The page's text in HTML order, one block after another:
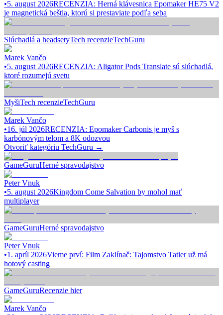
•5. august 2026RECENZIA: Herná klávesnica Epomaker HE75 V2
je magnetická beštia, ktorú si prestaviate podľa seba
Slúchadlá a headsetyTech recenzieTechGuru
Marek Vančo
•5. august 2026RECENZIA: Aligator Pods Translate sú slúchadlá,
ktoré rozumejú svetu
MyšiTech recenzieTechGuru
Marek Vančo
•16. júl 2026RECENZIA: Epomaker Carbonis je myš s
karbónovým telom a 8K odozvou
Otvoriť kategóriu TechGuru →
GameGuruHerné spravodajstvo
Peter Vnuk
•5. august 2026Kingdom Come Salvation by mohol mať
multiplayer
GameGuruHerné spravodajstvo
Peter Vnuk
•1. apríl 2026Vieme prví: Film Zaklínač: Tajomstvo Tatier už má
hotový casting
GameGuruRecenzie hier
Marek Vančo